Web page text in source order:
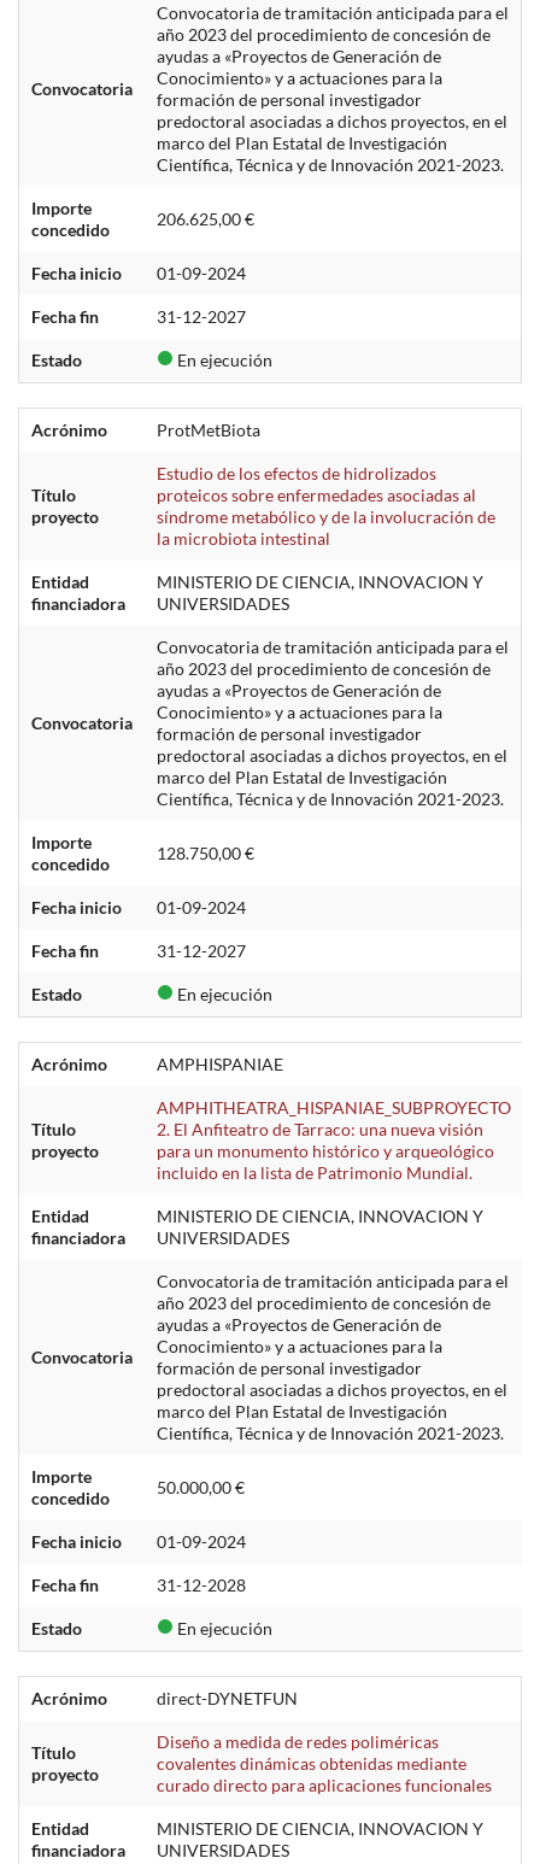
Convocatoria
Convocatoria de tramitación anticipada para el
año 2023 del procedimiento de concesión de
ayudas a «Proyectos de Generación de
Conocimiento» y a actuaciones para la
formación de personal investigador
predoctoral asociadas a dichos proyectos, en el
marco del Plan Estatal de Investigación
Científica, Técnica y de Innovación 2021-2023.
Importe
concedido
206.625,00 €
Fecha inicio 01-09-2024
Fecha fin 31-12-2027
Estado En ejecución
Acrónimo ProtMetBiota
Título
proyecto
Estudio de los efectos de hidrolizados
proteicos sobre enfermedades asociadas al
síndrome metabólico y de la involucración de
la microbiota intestinal
Entidad
financiadora
MINISTERIO DE CIENCIA, INNOVACION Y
UNIVERSIDADES
Convocatoria
Convocatoria de tramitación anticipada para el
año 2023 del procedimiento de concesión de
ayudas a «Proyectos de Generación de
Conocimiento» y a actuaciones para la
formación de personal investigador
predoctoral asociadas a dichos proyectos, en el
marco del Plan Estatal de Investigación
Científica, Técnica y de Innovación 2021-2023.
Importe
concedido
128.750,00 €
Fecha inicio 01-09-2024
Fecha fin 31-12-2027
Estado En ejecución
Acrónimo AMPHISPANIAE
Título
proyecto
AMPHITHEATRA_HISPANIAE_SUBPROYECTO
2. El Anfiteatro de Tarraco: una nueva visión
para un monumento histórico y arqueológico
incluido en la lista de Patrimonio Mundial.
Entidad
financiadora
MINISTERIO DE CIENCIA, INNOVACION Y
UNIVERSIDADES
Convocatoria
Convocatoria de tramitación anticipada para el
año 2023 del procedimiento de concesión de
ayudas a «Proyectos de Generación de
Conocimiento» y a actuaciones para la
formación de personal investigador
predoctoral asociadas a dichos proyectos, en el
marco del Plan Estatal de Investigación
Científica, Técnica y de Innovación 2021-2023.
Importe
concedido
50.000,00 €
Fecha inicio 01-09-2024
Fecha fin 31-12-2028
Estado En ejecución
Acrónimo direct-DYNETFUN
Título
proyecto
Diseño a medida de redes poliméricas
covalentes dinámicas obtenidas mediante
curado directo para aplicaciones funcionales
Entidad
financiadora
MINISTERIO DE CIENCIA, INNOVACION Y
UNIVERSIDADES